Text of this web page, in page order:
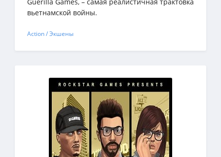
вьетнамской войны.
Action / Экшены